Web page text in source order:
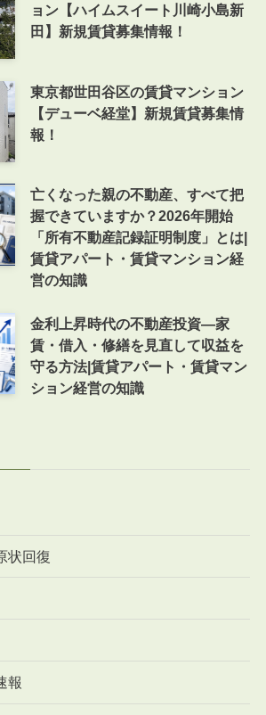
ョン【ハイムスイート川崎小島新
田】新規賃貸募集情報！
東京都世田谷区の賃貸マンション
【デューベ経堂】新規賃貸募集情
報！
亡くなった親の不動産、すべて把
握できていますか？2026年開始
「所有不動産記録証明制度」とは|
賃貸アパート・賃貸マンション経
営の知識
金利上昇時代の不動産投資―家
賃・借入・修繕を見直して収益を
守る方法|賃貸アパート・賃貸マン
ション経営の知識
状回復
報